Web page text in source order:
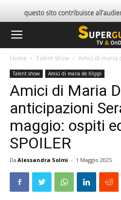
Home Talent show Amici di maria
Talent show Amici di maria de filippi
Amici di Maria
anticipazioni
maggio: ospiti
SPOILER
Da Alessandra Solmi - 1 Maggio 2025